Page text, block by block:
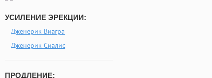
УСИЛЕНИЕ ЭРЕКЦИИ:
Дженерик Виагра
Дженерик Сиалис
ПРОДЛЕНИЕ: